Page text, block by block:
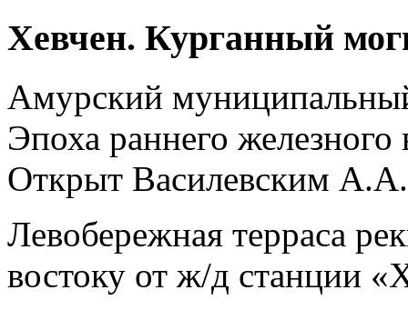
Хевчен. Курганный
Амурский
Эпоха раннего железного
Открыт Василевским А.А.
Левобережная терраса
востоку от ж/д станции